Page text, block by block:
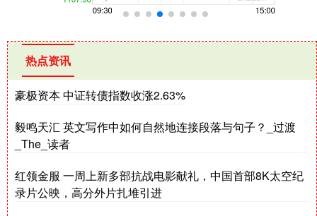
热点资讯
豪极资本 中证转债指数收涨2.63%
毅鸣天汇 英文写作中如何自然地连接段落与句子？_过渡
_The_读者
红领金服 一周上新多部抗战电影献礼，中国首部8K太空纪
录片公映，高分外片扎堆引进